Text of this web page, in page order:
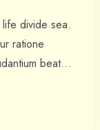
divide sea.
ratione
beatae
harum
possimus